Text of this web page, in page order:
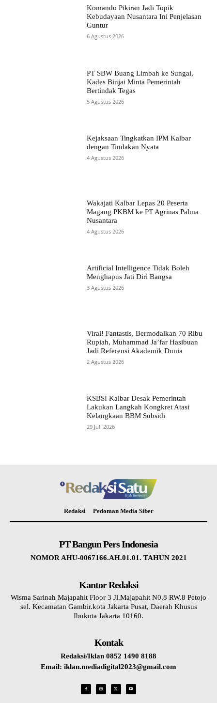
Komando Pikiran Jadi Topik
Kebudayaan Nusantara Ini Penjelasan
Guntur
6 Agustus 2026
PT SBW Buang Limbah ke Sungai,
Kades Binjai Minta Pemerintah
Bertindak Tegas
5 Agustus 2026
Kejaksaan Tingkatkan IPM Kalbar
dengan Tindakan Nyata
4 Agustus 2026
Wakajati Kalbar Lepas 20 Peserta
Magang PKBM ke PT Agrinas Palma
Nusantara
4 Agustus 2026
Artificial Intelligence Tidak Boleh
Menghapus Jati Diri Bangsa
3 Agustus 2026
Viral! Fantastis, Bermodalkan 70 Ribu
Rupiah, Muhammad Ja’far Hasibuan
Jadi Referensi Akademik Dunia
2 Agustus 2026
KSBSI Kalbar Desak Pemerintah
Lakukan Langkah Kongkret Atasi
Kelangkaan BBM Subsidi
29 Juli 2026
Redaksi Pedoman Media Siber
PT Bangun Pers Indonesia
NOMOR AHU-0067166.AH.01.01. TAHUN 2021
Kantor Redaksi
Wisma Sarinah Majapahit Floor 3 Jl.Majapahit N0.8 RW.8 Petojo
sel. Kecamatan Gambir.kota Jakarta Pusat, Daerah Khusus
Ibukota Jakarta 10160.
Kontak
Redaksi/Iklan 0852 1490 8188
Email: iklan.mediadigital2023@gmail.com